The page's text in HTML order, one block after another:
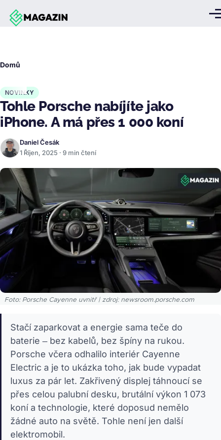
Přejít k hlavnímu obsahu
Domů
NOVINKY
Tohle Porsche nabíjíte jako
iPhone. A má přes 1 000 koní
Daniel Česák
1 Říjen, 2025 · 9 min čtení
Foto: Porsche Cayenne uvnitř | zdroj: newsroom.porsche.com
Stačí zaparkovat a energie sama teče do
baterie – bez kabelů, bez špíny na rukou.
Porsche včera odhalilo interiér Cayenne
Electric a je to ukázka toho, jak bude vypadat
luxus za pár let. Zakřivený displej táhnoucí se
přes celou palubní desku, brutální výkon 1 073
koní a technologie, které doposud nemělo
žádné auto na světě. Tohle není jen další
elektromobil.